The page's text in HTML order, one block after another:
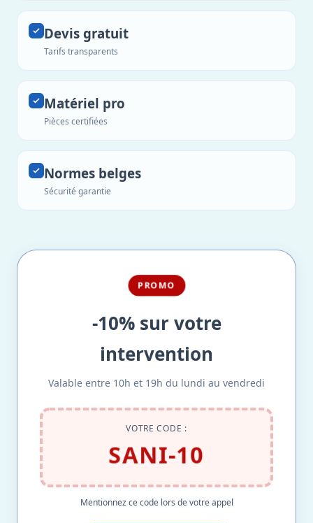
Devis gratuit
Tarifs transparents
Matériel pro
Pièces certifiées
Normes belges
Sécurité garantie
PROMO
-10% sur votre
intervention
Valable entre 10h et 19h du lundi au vendredi
VOTRE CODE :
SANI-10
Mentionnez ce code lors de votre appel